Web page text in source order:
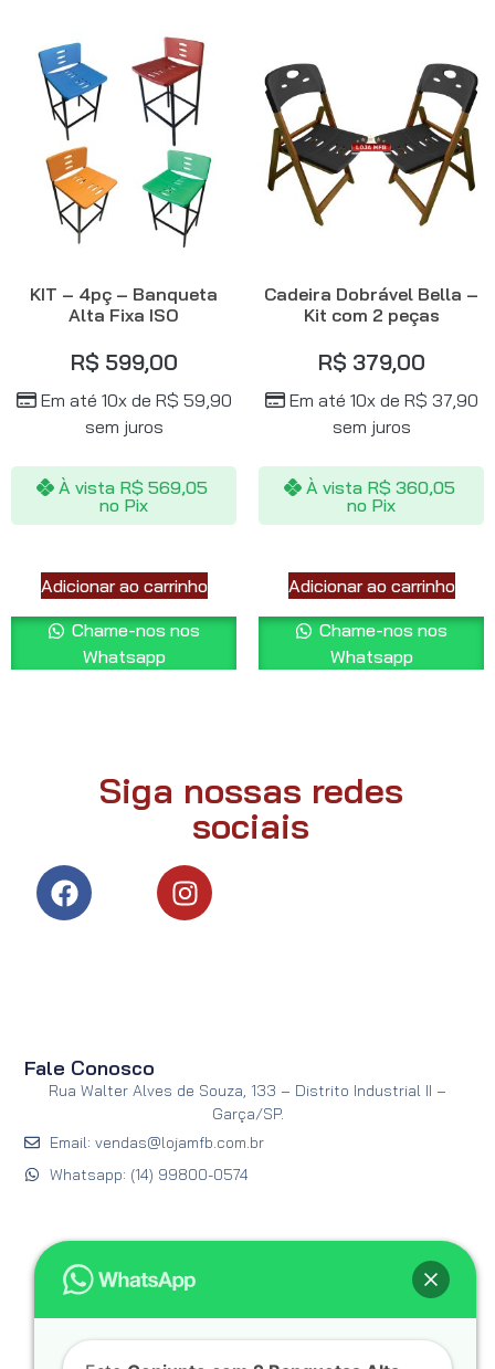
KIT – 4pç – Banqueta
Alta Fixa ISO
R$ 599,00
Em até 10x de R$ 59,90
sem juros
À vista R$ 569,05
no Pix
Adicionar ao carrinho
Chame-nos nos
Whatsapp
Cadeira Dobrável Bella –
Kit com 2 peças
R$ 379,00
Em até 10x de R$ 37,90
sem juros
À vista R$ 360,05
no Pix
Adicionar ao carrinho
Chame-nos nos
Whatsapp
Siga nossas redes
sociais
Fale Conosco
Rua Walter Alves de Souza, 133 – Distrito Industrial II –
Garça/SP.
Email: vendas@lojamfb.com.br
Whatsapp: (14) 99800-0574